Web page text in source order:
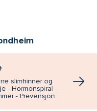
slimhinner og
- Hormonspiral -
- Prevensjon